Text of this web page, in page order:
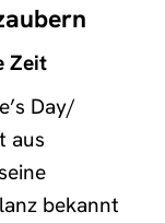
Zeit
Day/
aus
bekannt